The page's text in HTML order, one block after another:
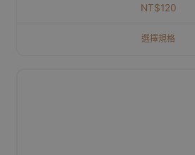
NT$120
選擇規格